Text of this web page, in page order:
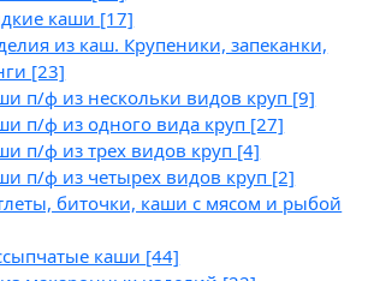
каши [17]
из каш. Крупеники, запеканки,
[23]
п/ф из нескольки видов круп [9]
п/ф из одного вида круп [27]
п/ф из трех видов круп [4]
п/ф из четырех видов круп [2]
биточки, каши с мясом и рыбой
каши [44]